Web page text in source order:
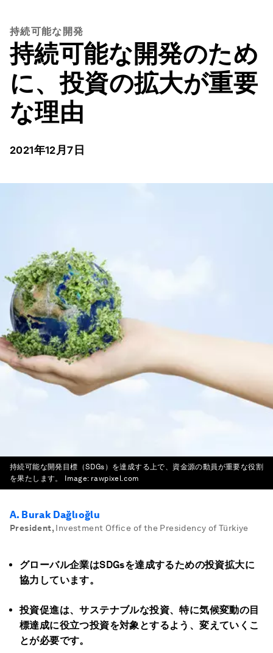
持続可能な開発
持続可能な開発のため
に、投資の拡大が重要
な理由
2021年12月7日
持続可能な開発目標（SDGs）を達成する上で、資金源の動員が重要な役割
を果たします。
Image: rawpixel.com
A. Burak Dağlıoğlu
President, Investment Office of the Presidency of Türkiye
グローバル企業はSDGsを達成するための投資拡大に
協力しています。
投資促進は、サステナブルな投資、特に気候変動の目
標達成に役立つ投資を対象とするよう、変えていくこ
とが必要です。